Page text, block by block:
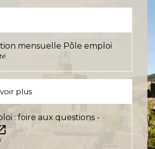
mensuelle Pôle emploi
plus
: foire aux questions -